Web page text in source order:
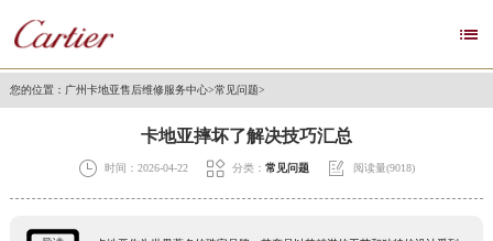

您的位置： 广州卡地亚售后维修服务中心>常见问题>
卡地亚摔坏了解决技巧汇总
 时间：2026-04-22  分类： 常见问题  阅读量(9018)